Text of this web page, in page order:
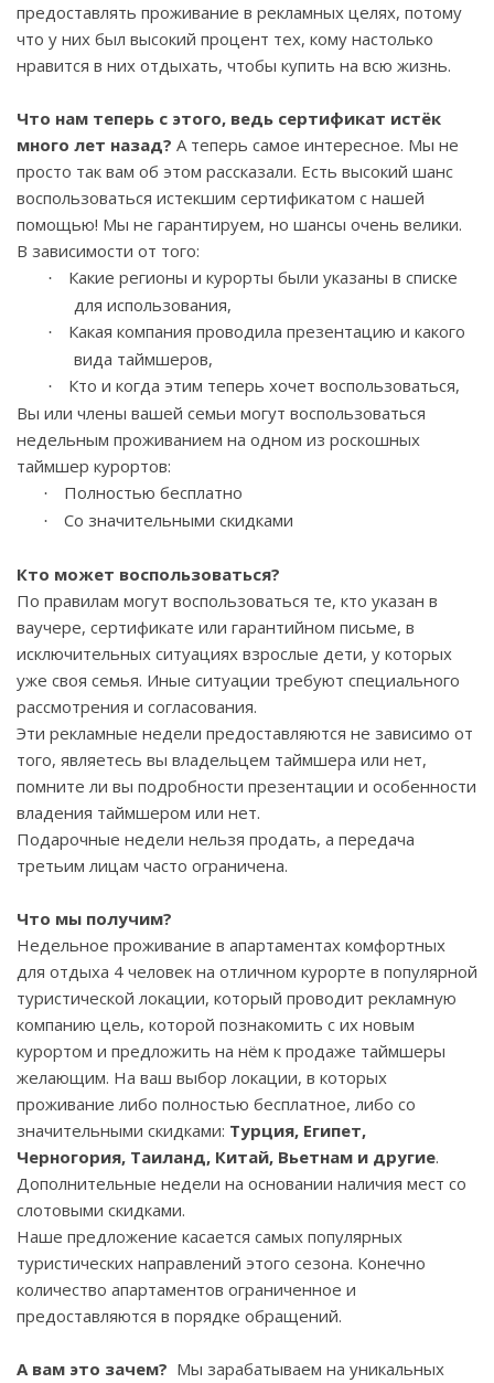
предоставлять проживание в рекламных целях, потому
что у них был высокий процент тех, кому настолько
нравится в них отдыхать, чтобы купить на всю жизнь.
Что нам теперь с этого, ведь сертификат истёк
много лет назад? А теперь самое интересное. Мы не
просто так вам об этом рассказали. Есть высокий шанс
воспользоваться истекшим сертификатом с нашей
помощью! Мы не гарантируем, но шансы очень велики.
В зависимости от того:
·
Какие регионы и курорты были указаны в списке
для использования,
·
Какая компания проводила презентацию и какого
вида таймшеров,
·
Кто и когда этим теперь хочет воспользоваться,
Вы или члены вашей семьи могут воспользоваться
недельным проживанием на одном из роскошных
таймшер курортов:
· Полностью бесплатно
· Со значительными скидками
Кто может воспользоваться?
По правилам могут воспользоваться те, кто указан в
ваучере, сертификате или гарантийном письме, в
исключительных ситуациях взрослые дети, у которых
уже своя семья. Иные ситуации требуют специального
рассмотрения и согласования.
Эти рекламные недели предоставляются не зависимо от
того, являетесь вы владельцем таймшера или нет,
помните ли вы подробности презентации и особенности
владения таймшером или нет.
Подарочные недели нельзя продать, а передача
третьим лицам часто ограничена.
Что мы получим?
Недельное проживание в апартаментах комфортных
для отдыха 4 человек на отличном курорте в популярной
туристической локации, который проводит рекламную
компанию цель, которой познакомить с их новым
курортом и предложить на нём к продаже таймшеры
желающим. На ваш выбор локации, в которых
проживание либо полностью бесплатное, либо со
значительными скидками: Турция, Египет,
Черногория, Таиланд, Китай, Вьетнам и другие.
Дополнительные недели на основании наличия мест со
слотовыми скидками.
Наше предложение касается самых популярных
туристических направлений этого сезона. Конечно
количество апартаментов ограниченное и
предоставляются в порядке обращений.
А вам это зачем? Мы зарабатываем на уникальных